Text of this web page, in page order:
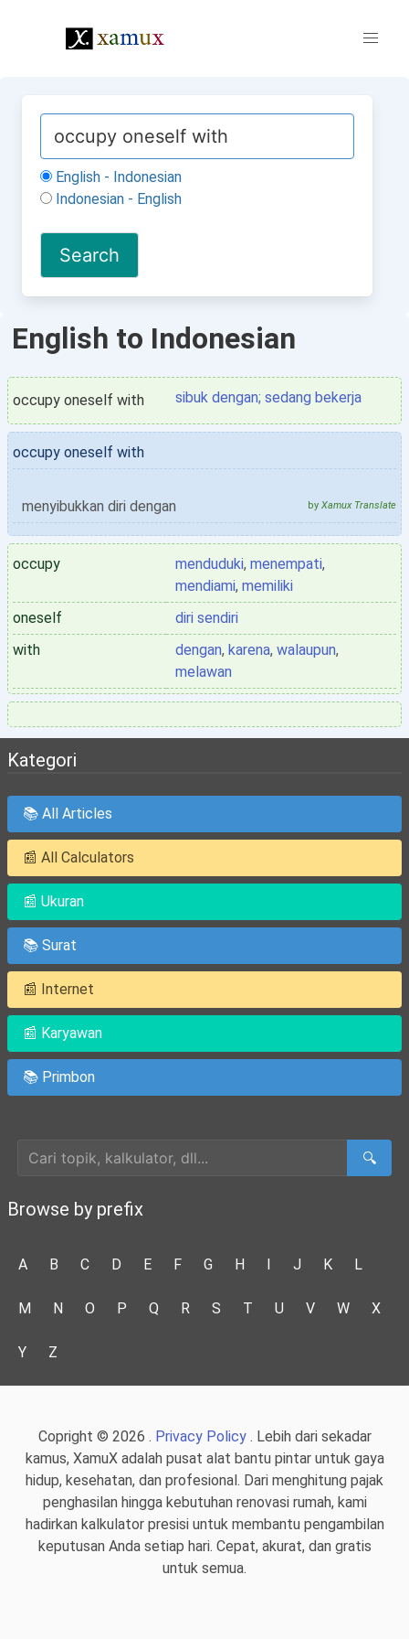
English - Indonesian
Indonesian - English
English to Indonesian
occupy oneself with sibuk dengan; sedang bekerja
occupy oneself with
menyibukkan diri dengan by Xamux Translate
occupy menduduki, menempati,
mendiami, memiliki
oneself
diri sendiri
with
dengan, karena, walaupun,
melawan
Kategori
📚 All Articles
📰 All Calculators
📰 Ukuran
📚 Surat
📰 Internet
📰 Karyawan
📚 Primbon
🔍
Browse by prefix
A B C D E F G H I J K L
M N O P Q R S T U V W X
Y Z
Copright © 2026 . Privacy Policy. Lebih dari sekadar
kamus, XamuX adalah pusat alat bantu pintar untuk gaya
hidup, kesehatan, dan profesional. Dari menghitung pajak
penghasilan hingga kebutuhan renovasi rumah, kami
hadirkan kalkulator presisi untuk membantu pengambilan
keputusan Anda setiap hari. Cepat, akurat, dan gratis
untuk semua.